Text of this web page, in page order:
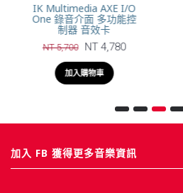
IK Multimedia AXE I/O
One 錄音介面 多功能控
制器 音效卡
NT 5,700 NT 4,780
加入購物車
加入 FB 獲得更多音樂資訊